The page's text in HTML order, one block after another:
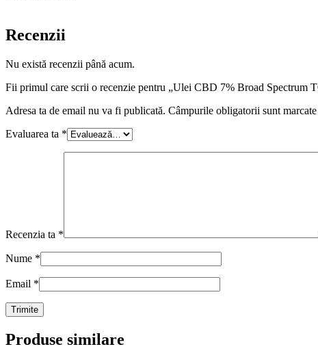
Recenzii
Nu există recenzii până acum.
Fii primul care scrii o recenzie pentru „Ulei CBD 7% Broad Spectrum
Adresa ta de email nu va fi publicată. Câmpurile obligatorii sunt marcate
Evaluarea ta *
Recenzia ta *
Nume *
Email *
Produse similare